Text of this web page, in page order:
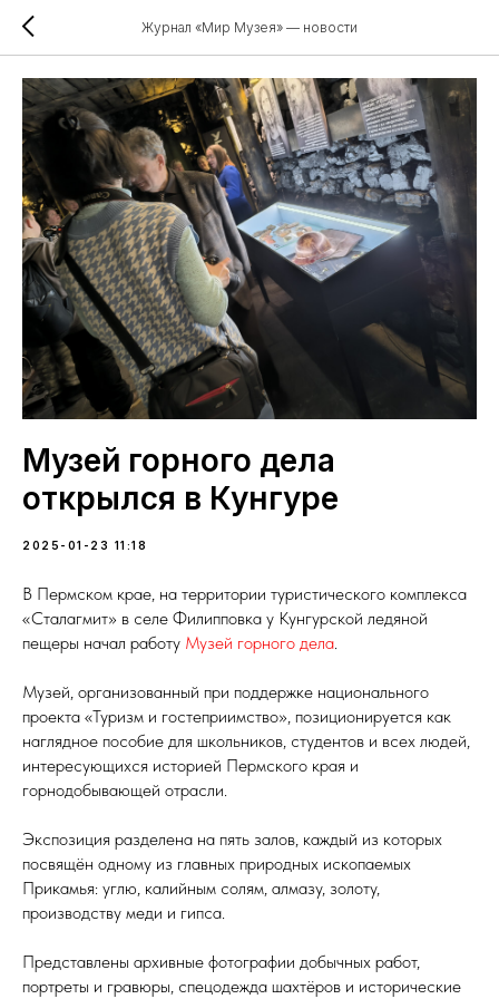
Журнал «Мир Музея» — новости
Музей горного дела
открылся в Кунгуре
2025-01-23 11:18
В Пермском крае, на территории туристического комплекса
«Сталагмит» в селе Филипповка у Кунгурской ледяной
пещеры начал работу Музей горного дела.
Музей, организованный при поддержке национального
проекта «Туризм и гостеприимство», позиционируется как
наглядное пособие для школьников, студентов и всех людей,
интересующихся историей Пермского края и
горнодобывающей отрасли.
Экспозиция разделена на пять залов, каждый из которых
посвящён одному из главных природных ископаемых
Прикамья: углю, калийным солям, алмазу, золоту,
производству меди и гипса.
Представлены архивные фотографии добычных работ,
портреты и гравюры, спецодежда шахтёров и исторические